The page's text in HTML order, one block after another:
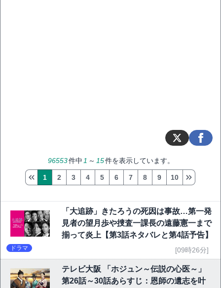
96553件中 1 ～ 15件を表示しています。
1 2 3 4 5 6 7 8 9 10
「大追跡」きたろうの死因は事故…第一発
見者の望月歩や捜査一課長の遠藤憲一まで
揃って炎上【第3話ネタバレと第4話予告】
ドラマ [09時26分]
テレビ大阪 「ホジュン～伝説の心医～」
第26話～30話あらすじ：恩師の遺志を叶